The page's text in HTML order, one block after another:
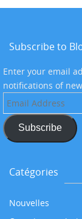
Subscribe to
Enter your email
notifications of
Email
Address
Subscribe
Catégories
Nouvelles